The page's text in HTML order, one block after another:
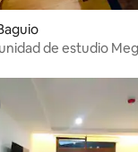
de estudio